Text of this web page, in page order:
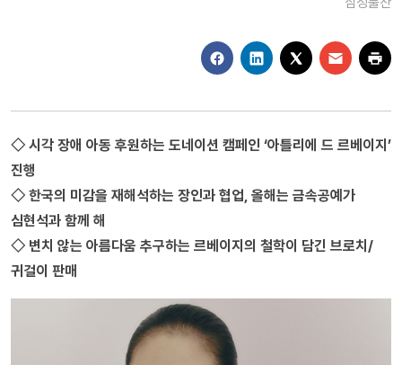
◇ 시각 장애 아동 후원하는 도네이션 캠페인 ‘아틀리에 드 르베이지’
진행
◇ 한국의 미감을 재해석하는 장인과 협업, 올해는 금속공예가
심현석과 함께 해
◇ 변치 않는 아름다움 추구하는 르베이지의 철학이 담긴 브로치/
귀걸이 판매